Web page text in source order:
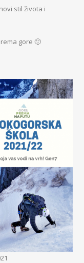
stil života i
gore 🙂